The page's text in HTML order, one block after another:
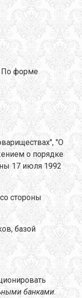
По форме
"О
о порядке
17 июля 1992
стороны
базой
банками.